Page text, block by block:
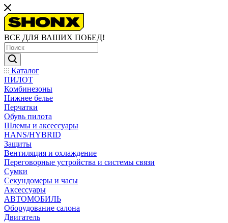
ВСЕ ДЛЯ ВАШИХ ПОБЕД!
Каталог
ПИЛОТ
Комбинезоны
Нижнее белье
Перчатки
Обувь пилота
Шлемы и аксессуары
HANS/HYBRID
Защиты
Вентиляция и охлаждение
Переговорные устройства и системы связи
Сумки
Секундомеры и часы
Аксессуары
АВТОМОБИЛЬ
Оборудование салона
Двигатель